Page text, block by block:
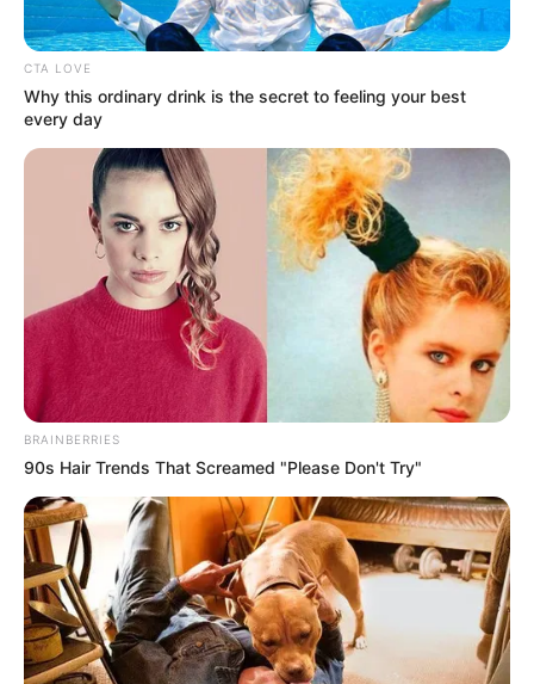
CTA LOVE
Why this ordinary drink is the secret to feeling your best
every day
BRAINBERRIES
90s Hair Trends That Screamed "Please Don't Try"